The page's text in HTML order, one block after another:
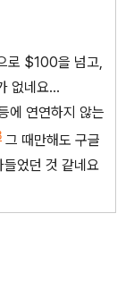
로 $100을 넘고,
없네요...
에 연연하지 않는
그 때만해도 구글
었던 것 같네요